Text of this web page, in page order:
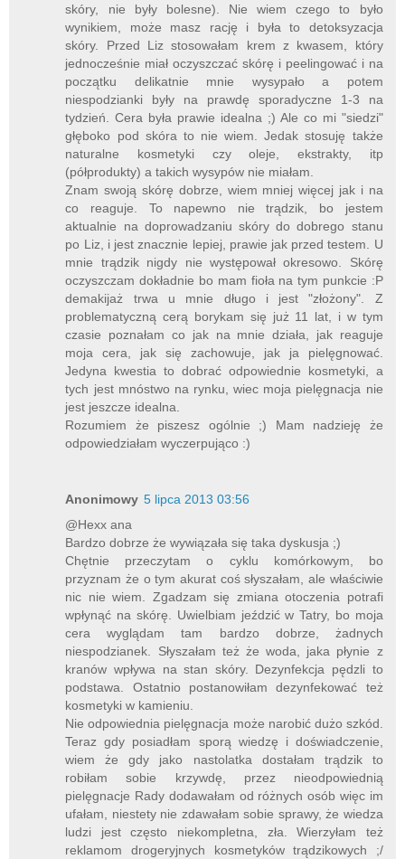
skóry, nie były bolesne). Nie wiem czego to było
wynikiem, może masz rację i była to detoksyzacja
skóry. Przed Liz stosowałam krem z kwasem, który
jednocześnie miał oczyszczać skórę i peelingować i na
początku delikatnie mnie wysypało a potem
niespodzianki były na prawdę sporadyczne 1-3 na
tydzień. Cera była prawie idealna ;) Ale co mi "siedzi"
głęboko pod skóra to nie wiem. Jedak stosuję także
naturalne kosmetyki czy oleje, ekstrakty, itp
(półprodukty) a takich wysypów nie miałam.
Znam swoją skórę dobrze, wiem mniej więcej jak i na
co reaguje. To napewno nie trądzik, bo jestem
aktualnie na doprowadzaniu skóry do dobrego stanu
po Liz, i jest znacznie lepiej, prawie jak przed testem. U
mnie trądzik nigdy nie występował okresowo. Skórę
oczyszczam dokładnie bo mam fioła na tym punkcie :P
demakijaż trwa u mnie długo i jest "złożony". Z
problematyczną cerą borykam się już 11 lat, i w tym
czasie poznałam co jak na mnie działa, jak reaguje
moja cera, jak się zachowuje, jak ja pielęgnować.
Jedyna kwestia to dobrać odpowiednie kosmetyki, a
tych jest mnóstwo na rynku, wiec moja pielęgnacja nie
jest jeszcze idealna.
Rozumiem że piszesz ogólnie ;) Mam nadzieję że
odpowiedziałam wyczerpująco :)
Anonimowy 5 lipca 2013 03:56
@Hexx ana
Bardzo dobrze że wywiązała się taka dyskusja ;)
Chętnie przeczytam o cyklu komórkowym, bo
przyznam że o tym akurat coś słyszałam, ale właściwie
nic nie wiem. Zgadzam się zmiana otoczenia potrafi
wpłynąć na skórę. Uwielbiam jeździć w Tatry, bo moja
cera wyglądam tam bardzo dobrze, żadnych
niespodzianek. Słyszałam też że woda, jaka płynie z
kranów wpływa na stan skóry. Dezynfekcja pędzli to
podstawa. Ostatnio postanowiłam dezynfekować też
kosmetyki w kamieniu.
Nie odpowiednia pielęgnacja może narobić dużo szkód.
Teraz gdy posiadłam sporą wiedzę i doświadczenie,
wiem że gdy jako nastolatka dostałam trądzik to
robiłam sobie krzywdę, przez nieodpowiednią
pielęgnacje Rady dodawałam od różnych osób więc im
ufałam, niestety nie zdawałam sobie sprawy, że wiedza
ludzi jest często niekompletna, zła. Wierzyłam też
reklamom drogeryjnych kosmetyków trądzikowych ;/